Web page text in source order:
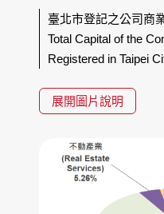
臺北市登記之公司商
Total Capital of the
Registered in Taipei
展開圖片說明